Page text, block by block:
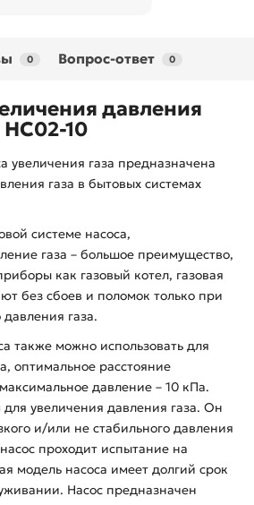
0 Вопрос-ответ 0
давления
10
увеличения газа предназначена
газа в бытовых системах
системе насоса,
газа – большое преимущество,
как газовый котел, газовая
без сбоев и поломок только при
газа.
также можно использовать для
оптимальное расстояние
давление – 10 кПа.
для увеличения давления газа. Он
и/или не стабильного давления
проходит испытание на
модель насоса имеет долгий срок
Насос предназначен